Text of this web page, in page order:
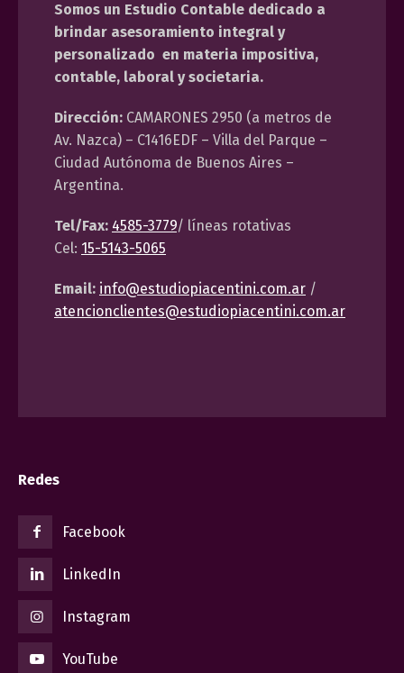
Somos un Estudio Contable dedicado a
brindar asesoramiento integral y
personalizado en materia impositiva,
contable, laboral y societaria.
Dirección: CAMARONES 2950 (a metros de
Av. Nazca) – C1416EDF – Villa del Parque –
Ciudad Autónoma de Buenos Aires –
Argentina.
Tel/Fax: 4585-3779/ líneas rotativas
Cel: 15-5143-5065
Email: info@estudiopiacentini.com.ar /
atencionclientes@estudiopiacentini.com.ar
Redes
Facebook
LinkedIn
Instagram
YouTube